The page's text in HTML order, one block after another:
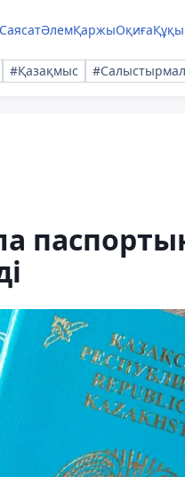
СаясатӘлемҚаржыОқиға
#Қазақмыс